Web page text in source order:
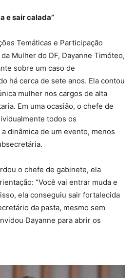
e sair calada”
Temáticas e Participação
Mulher do DF, Dayanne Timóteo,
sobre um caso de
há cerca de sete anos. Ela contou
mulher nos cargos de alta
Em uma ocasião, o chefe de
todos os
dinâmica de um evento, menos
o chefe de gabinete, ela
“Você vai entrar muda e
ela conseguiu sair fortalecida
da pasta, mesmo sem
Dayanne para abrir os